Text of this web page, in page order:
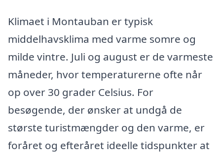
Klimaet i Montauban er typisk
middelhavsklima med varme somre og
milde vintre. Juli og august er de varmeste
måneder, hvor temperaturerne ofte når
op over 30 grader Celsius. For
besøgende, der ønsker at undgå de
største turistmængder og den varme, er
foråret og efteråret ideelle tidspunkter at